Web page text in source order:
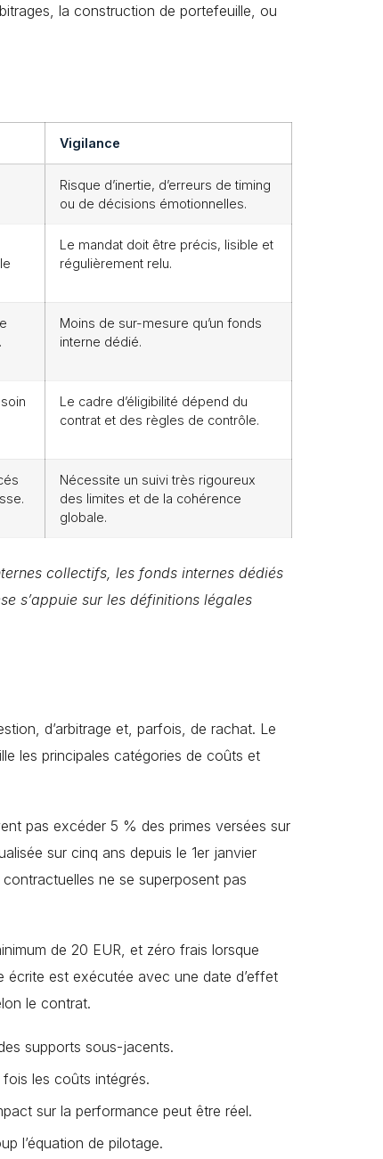
la construction de portefeuille, ou
Vigilance
Risque d’inertie, d’erreurs de timing
ou de décisions émotionnelles.
Le mandat doit être précis, lisible et
régulièrement relu.
Moins de sur-mesure qu’un fonds
interne dédié.
Le cadre d’éligibilité dépend du
contrat et des règles de contrôle.
Nécessite un suivi très rigoureux
des limites et de la cohérence
globale.
collectifs, les fonds internes dédiés
s’appuie sur les définitions légales
d’arbitrage et, parfois, de rachat. Le
les principales catégories de coûts et
pas excéder 5 % des primes versées sur
sur cinq ans depuis le 1er janvier
ne se superposent pas
de 20 EUR, et zéro frais lorsque
écrite est exécutée avec une date d’effet
le contrat.
supports sous-jacents.
les coûts intégrés.
sur la performance peut être réel.
l’équation de pilotage.